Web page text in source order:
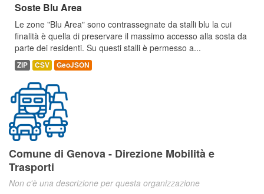
Soste Blu Area
Le zone "Blu Area" sono contrassegnate da stalli blu la cui
finalità è quella di preservare il massimo accesso alla sosta da
parte dei residenti. Su questi stalli è permesso a...
ZIP CSV GeoJSON
Comune di Genova - Direzione Mobilità e
Trasporti
Non c'è una descrizione per questa organizzazione